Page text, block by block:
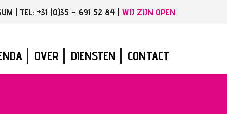
| TEL: +31 (0)35 – 691 52 84 | WIJ ZIJN OPEN
OVER DIENSTEN CONTACT